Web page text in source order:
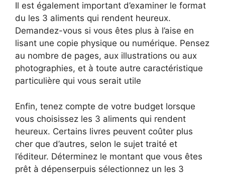
Il est également important d’examiner le format
du les 3 aliments qui rendent heureux.
Demandez-vous si vous êtes plus à l’aise en
lisant une copie physique ou numérique. Pensez
au nombre de pages, aux illustrations ou aux
photographies, et à toute autre caractéristique
particulière qui vous serait utile
Enfin, tenez compte de votre budget lorsque
vous choisissez les 3 aliments qui rendent
heureux. Certains livres peuvent coûter plus
cher que d’autres, selon le sujet traité et
l’éditeur. Déterminez le montant que vous êtes
prêt à dépenserpuis sélectionnez un les 3